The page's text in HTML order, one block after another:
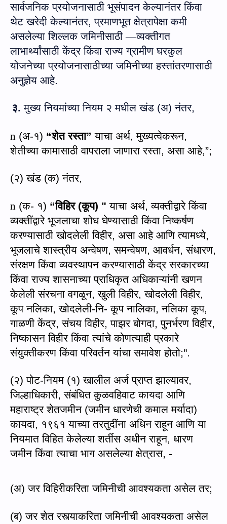
सार्वजनिक प्रयोजनासाठी भूसंपादन केल्यानंतर किंवा
थेट खरेदी केल्यानंतर,प्रमाणभूत क्षेत्रापेक्षा कमी
असलेल्या शिल्लक जमिनीसाठी —व्यक्तीगत
लाभार्थ्यांसाठी केंद्र किंवा राज्य ग्रामीण घरकुल
योजनेच्या प्रयोजनासाठीच्‍या जमिनीच्या हस्तांतरणासाठी
अनुज्ञेय आहे.
३. मुख्य नियमांच्या नियम २ मधील खंड (अ) नंतर,
n (अ-१) “शेत रस्ता” याचा अर्थ,मुख्यत्वेकरून,
शेतीच्या कामासाठी वापराला जाणारा रस्ता, असा आहे,”;
(२) खंड (क) नंतर,
n (क- १) “विहिर (कूप) " याचा अर्थ,व्यक्तीद्वारे किंवा
व्यक्तींद्वारे भूजलाचा शोध घेण्यासाठी किंवा निष्कर्षण
करण्यासाठी खोदलेली विहीर, असा आहे आणि त्यामध्ये,
भूजलाचे शास्त्रीय अन्वेषण,समन्वेषण, आवर्धन,संधारण,
संरक्षण किंवा व्यवस्थापन करण्यासाठी केंद्र सरकारच्या
किंवा राज्य शासनाच्या प्राधिकृत अधिकाऱ्यांनी खणन
केलेली संरचना वगळून,खुली विहीर,खोदलेली विहीर,
कूप नलिका,खोदलेली-नि- कूप नालिका,नलिका कूप,
गाळणी केंद्र,संचय विहीर,पाझर बोगदा,पुनर्भरण विहीर,
निष्कासन विहीर किंवा त्यांचे कोणत्याही प्रकारे
संयुक्तीकरण किंवा परिवर्तन यांचा समावेश होतो;".
(२) पोट-नियम (१) खालील अर्ज प्राप्त झाल्यावर,
जिल्हाधिकारी,संबंधित कुळवहिवाट कायदा आणि
महाराष्ट्र शेतजमीन (जमीन धारणेची कमाल मर्यादा)
कायदा, १९६१ याच्या तरतुदींना अधिन राहून आणि या
नियमात विहित केलेल्या शर्तीस अधीन राहून, धारण
जमीन किंवा त्याचा भाग असलेल्या क्षेत्रास, -
(अ) जर विहिरीकरिता जमिनीची आवश्यकता असेल तर;
(ब) जर शेत रस्त्याकरिता जमिनीची आवश्यकता असेल